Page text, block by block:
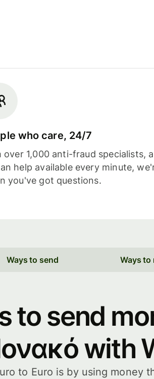
who care, 24/7
over 1,000 anti-fraud specialists,
help available every minute,
you've got questions.
Ways to send Ways to
to send
with
to Euro is by using money